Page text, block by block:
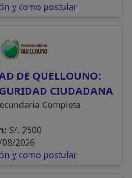
y como postular
DE QUELLOUNO:
CIUDADANA
Completa
S/. 2500
08/2026
y como postular